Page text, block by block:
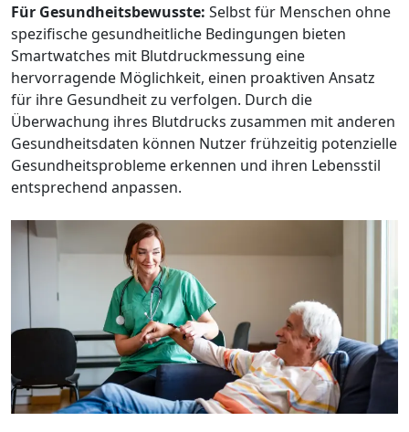
Für Gesundheitsbewusste: Selbst für Menschen ohne
spezifische gesundheitliche Bedingungen bieten
Smartwatches mit Blutdruckmessung eine
hervorragende Möglichkeit, einen proaktiven Ansatz
für ihre Gesundheit zu verfolgen. Durch die
Überwachung ihres Blutdrucks zusammen mit anderen
Gesundheitsdaten können Nutzer frühzeitig potenzielle
Gesundheitsprobleme erkennen und ihren Lebensstil
entsprechend anpassen.